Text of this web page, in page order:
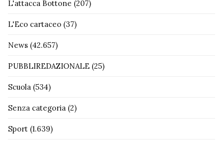
L'attacca Bottone (207)
L'Eco cartaceo (37)
News (42.657)
PUBBLIREDAZIONALE (25)
Scuola (534)
Senza categoria (2)
Sport (1.639)